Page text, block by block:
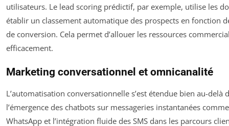
utilisateurs. Le lead scoring prédictif, par exemple, utilise les
établir un classement automatique des prospects en fonction
de conversion. Cela permet d’allouer les ressources
efficacement.
Marketing conversationnel et omnicanalité
L’automatisation conversationnelle s’est étendue bien au-delà
l’émergence des chatbots sur messageries instantanées
WhatsApp et l’intégration fluide des SMS dans les parcours